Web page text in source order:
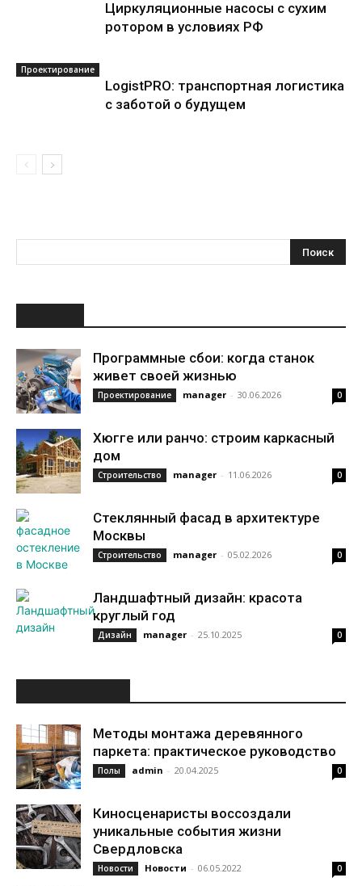
Циркуляционные насосы с сухим
ротором в условиях РФ
Проектирование
LogistPRO: транспортная логистика
с заботой о будущем
Программные сбои: когда станок
живет своей жизнью
Проектирование manager - 30.06.2026 0
Хюгге или ранчо: строим каркасный
дом
Строительство manager - 11.06.2026 0
Стеклянный фасад в архитектуре
Москвы
Строительство manager - 05.02.2026 0
Ландшафтный дизайн: красота
круглый год
Дизайн manager - 25.10.2025 0
Методы монтажа деревянного
паркета: практическое руководство
Полы admin - 20.04.2025 0
Киносценаристы воссоздали
уникальные события жизни
Свердловска
Новости Новости - 06.05.2022 0